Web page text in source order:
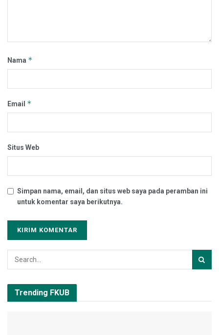
Nama *
Email *
Situs Web
Simpan nama, email, dan situs web saya pada peramban ini
untuk komentar saya berikutnya.
Trending FKUB